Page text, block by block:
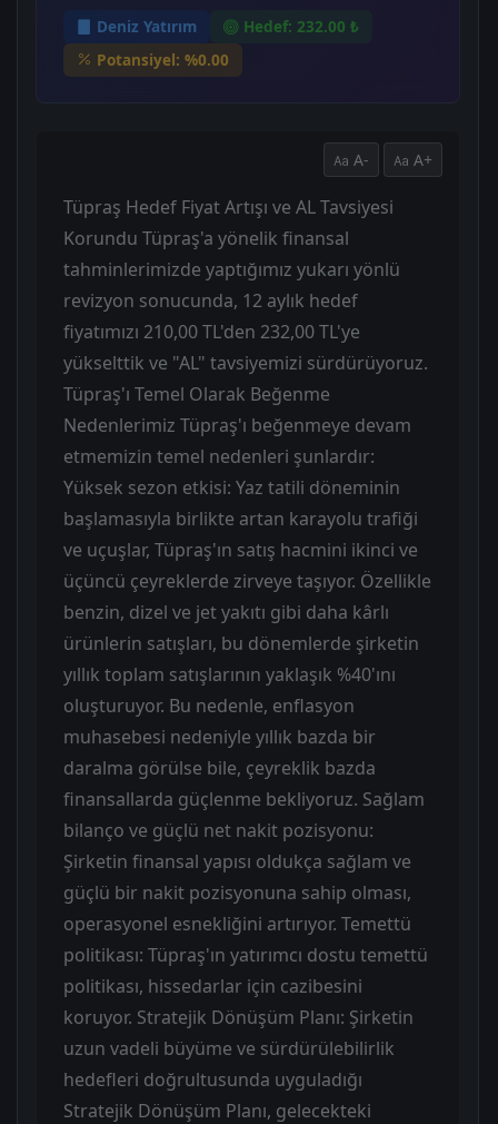
Deniz Yatırım
Hedef: 232.00 ₺
Potansiyel: %0.00
A- A+
Tüpraş Hedef Fiyat Artışı ve AL Tavsiyesi
Korundu Tüpraş'a yönelik finansal
tahminlerimizde yaptığımız yukarı yönlü
revizyon sonucunda, 12 aylık hedef
fiyatımızı 210,00 TL'den 232,00 TL'ye
yükselttik ve "AL" tavsiyemizi sürdürüyoruz.
Tüpraş'ı Temel Olarak Beğenme
Nedenlerimiz Tüpraş'ı beğenmeye devam
etmemizin temel nedenleri şunlardır:
Yüksek sezon etkisi: Yaz tatili döneminin
başlamasıyla birlikte artan karayolu trafiği
ve uçuşlar, Tüpraş'ın satış hacmini ikinci ve
üçüncü çeyreklerde zirveye taşıyor. Özellikle
benzin, dizel ve jet yakıtı gibi daha kârlı
ürünlerin satışları, bu dönemlerde şirketin
yıllık toplam satışlarının yaklaşık %40'ını
oluşturuyor. Bu nedenle, enflasyon
muhasebesi nedeniyle yıllık bazda bir
daralma görülse bile, çeyreklik bazda
finansallarda güçlenme bekliyoruz. Sağlam
bilanço ve güçlü net nakit pozisyonu:
Şirketin finansal yapısı oldukça sağlam ve
güçlü bir nakit pozisyonuna sahip olması,
operasyonel esnekliğini artırıyor. Temettü
politikası: Tüpraş'ın yatırımcı dostu temettü
politikası, hissedarlar için cazibesini
koruyor. Stratejik Dönüşüm Planı: Şirketin
uzun vadeli büyüme ve sürdürülebilirlik
hedefleri doğrultusunda uyguladığı
Stratejik Dönüşüm Planı, gelecekteki